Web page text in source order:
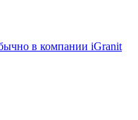
в компании iGranit